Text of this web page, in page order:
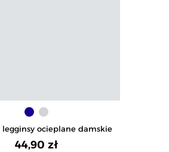
legginsy ocieplane damskie
44,90 zł